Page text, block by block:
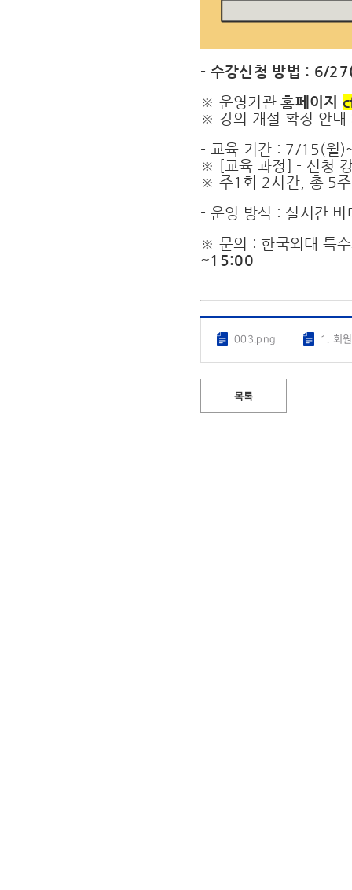
- 수강신청 방법 : 6/
※ 운영기관홈페이지
※ 강의 개설 확정 안
- 교육 기간 : 7/15(월
※ [교육 과정] - 신청
※ 주1회 2시간, 총 5
- 운영 방식 : 실시간
※ 문의 : 한국외대 특
~15:00
003.png 1. 회
목록